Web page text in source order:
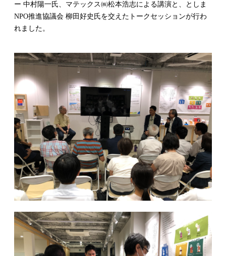
ー 中村陽一氏、マテックス㈱松本浩志による講演と、としま
NPO推進協議会 柳田好史氏を交えたトークセッションが行わ
れました。